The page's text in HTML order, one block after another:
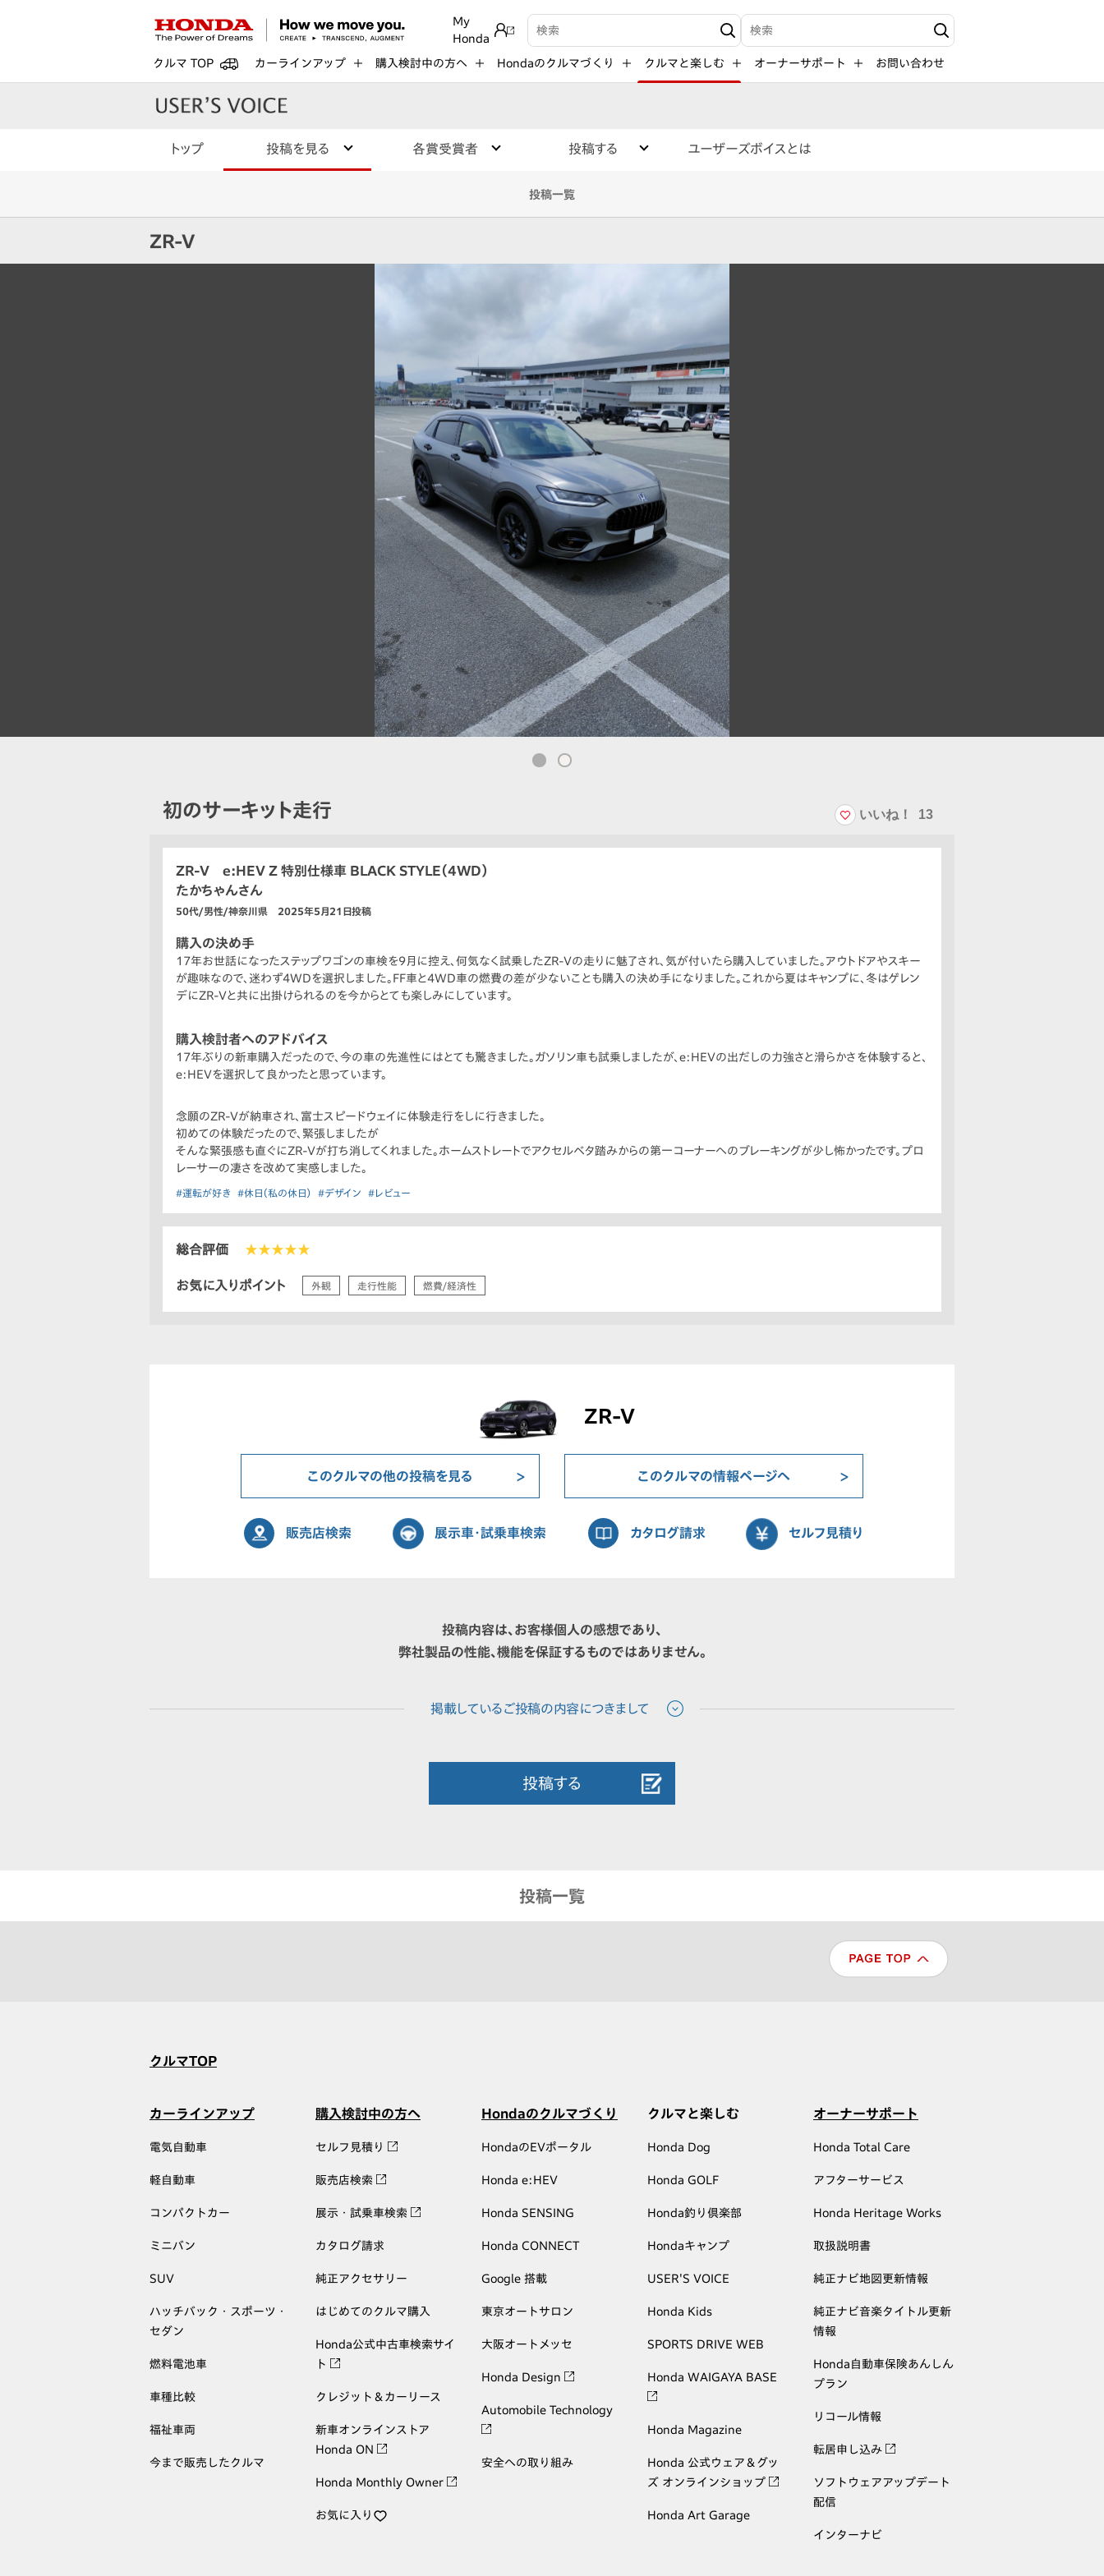
My
Honda
検索キーワード入力 検索キーワード入力
クルマ TOP カーラインアップ 購入検討中の方へ Hondaのクルマづくり クルマと楽しむ オーナーサポート お問い合わせ
トップ 投稿を見る 各賞受賞者 投稿する ユーザーズボイスとは
投稿一覧
ZR-V
初のサーキット走行 いいね！ 13
ZR-V e:HEV Z 特別仕様車 BLACK STYLE（4WD）
たかちゃんさん
50代/男性/神奈川県 2025年5月21日投稿
購入の決め手
17年お世話になったステップワゴンの車検を9月に控え、何気なく試乗したZR-Vの走りに魅了され、気が付いたら購入していました。アウトドアやスキー
が趣味なので、迷わず4WDを選択しました。FF車と4WD車の燃費の差が少ないことも購入の決め手になりました。これから夏はキャンプに、冬はゲレン
デにZR-Vと共に出掛けられるのを今からとても楽しみにしています。
購入検討者へのアドバイス
17年ぶりの新車購入だったので、今の車の先進性にはとても驚きました。ガソリン車も試乗しましたが、e:HEVの出だしの力強さと滑らかさを体験すると、
e:HEVを選択して良かったと思っています。
念願のZR-Vが納車され、富士スピードウェイに体験走行をしに行きました。
初めての体験だったので、緊張しましたが
そんな緊張感も直ぐにZR-Vが打ち消してくれました。ホームストレートでアクセルベタ踏みからの第一コーナーへのブレーキングが少し怖かったです。プロ
レーサーの凄さを改めて実感しました。
#運転が好き #休日（私の休日） #デザイン #レビュー
総合評価 ★★★★★
お気に入りポイント 外観 走行性能 燃費/経済性
ZR-V
このクルマの他の投稿を見る このクルマの情報ページへ
販売店検索 展示車・試乗車検索 カタログ請求 セルフ見積り
投稿内容は、お客様個人の感想であり、
弊社製品の性能、機能を保証するものではありません。
投稿する
投稿一覧
クルマTOP
カーラインアップ
電気自動車
軽自動車
コンパクトカー
ミニバン
SUV
ハッチバック・スポーツ・
セダン
燃料電池車
車種比較
福祉車両
今まで販売したクルマ
購入検討中の方へ
セルフ見積り
販売店検索
展示・試乗車検索
カタログ請求
純正アクセサリー
はじめてのクルマ購入
Honda公式中古車検索サイ
ト
クレジット＆カーリース
新車オンラインストア
Honda ON
Honda Monthly Owner
お気に入り
Hondaのクルマづくり
HondaのEVポータル
Honda e:HEV
Honda SENSING
Honda CONNECT
Google 搭載
東京オートサロン
大阪オートメッセ
Honda Design
Automobile Technology
安全への取り組み
クルマと楽しむ
Honda Dog
Honda GOLF
Honda釣り倶楽部
Hondaキャンプ
USER'S VOICE
Honda Kids
SPORTS DRIVE WEB
Honda WAIGAYA BASE
Honda Magazine
Honda 公式ウェア＆グッ
ズ オンラインショップ
Honda Art Garage
オーナーサポート
Honda Total Care
アフターサービス
Honda Heritage Works
取扱説明書
純正ナビ地図更新情報
純正ナビ音楽タイトル更新
情報
Honda自動車保険あんしん
プラン
リコール情報
転居申し込み
ソフトウェアアップデート
配信
インターナビ